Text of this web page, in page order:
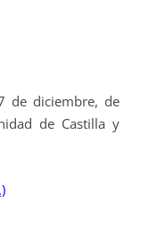
de diciembre, de
de Castilla y